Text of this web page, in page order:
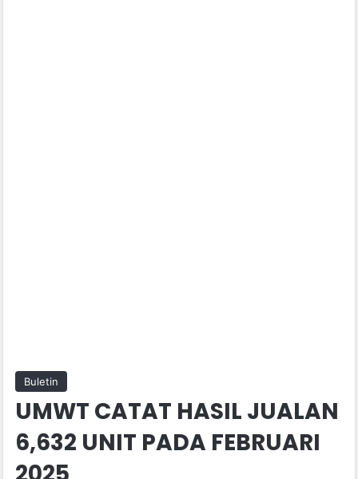
Buletin
UMWT CATAT HASIL JUALAN
6,632 UNIT PADA FEBRUARI